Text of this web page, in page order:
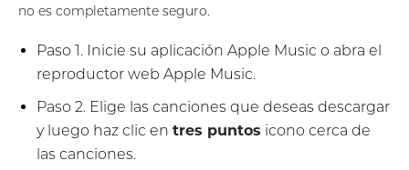
no es completamente seguro.
Paso 1. Inicie su aplicación Apple Music o abra el
reproductor web Apple Music.
Paso 2. Elige las canciones que deseas descargar
y luego haz clic en tres puntos icono cerca de
las canciones.